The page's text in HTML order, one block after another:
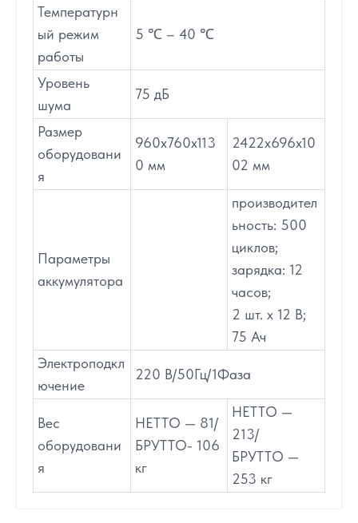
Температурн
ый режим
работы
5 ℃ – 40 ℃
Уровень
шума
75 дБ
Размер
оборудовани
я
960х760х113
0 мм
2422х696х10
02 мм
Параметры
аккумулятора
производител
ьность: 500
циклов;
зарядка: 12
часов;
2 шт. х 12 В;
75 Ач
Электроподкл
ючение
220 В/50Гц/1Фаза
Вес
оборудовани
я
НЕТТО — 81/
БРУТТО- 106
кг
НЕТТО —
213/
БРУТТО —
253 кг